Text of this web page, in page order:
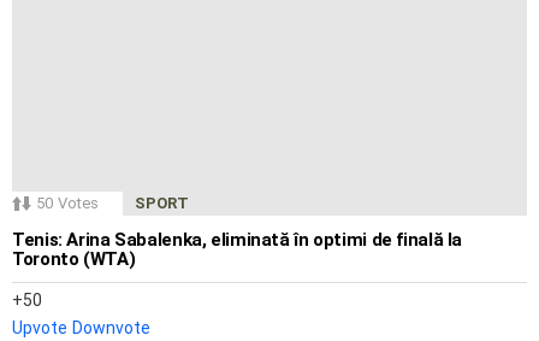
50 Votes SPORT
Tenis: Arina Sabalenka, eliminată în optimi de finală la
Toronto (WTA)
50
Upvote Downvote